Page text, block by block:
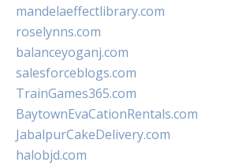
mandelaeffectlibrary.com
roselynns.com
balanceyoganj.com
salesforceblogs.com
TrainGames365.com
BaytownEvaCationRentals.com
JabalpurCakeDelivery.com
halobjd.com